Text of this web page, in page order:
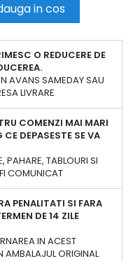
in cos
O REDUCERE DE
AVANS SAMEDAY SAU
LIVRARE
COMENZI MAI MARI
DEPASESTE SE VA
PAHARE, TABLOURI SI
COMUNICAT
PENALITATI SI FARA
DE 14 ZILE
IN ACEST
AMBALAJUL ORIGINAL